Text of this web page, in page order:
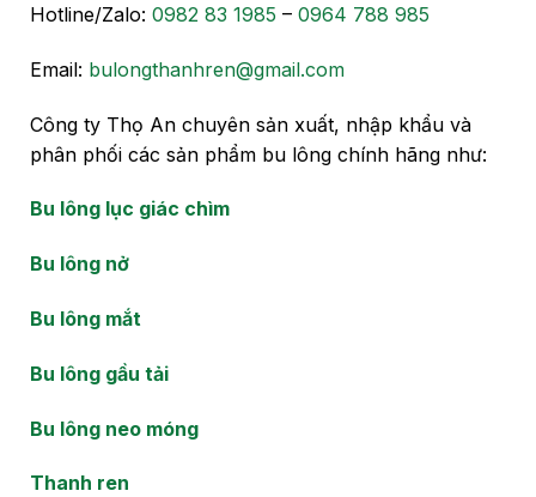
Hotline/Zalo: 0982 83 1985 – 0964 788 985
Email: bulongthanhren@gmail.com
Công ty Thọ An chuyên sản xuất, nhập khẩu và
phân phối các sản phẩm bu lông chính hãng như:
Bu lông lục giác chìm
Bu lông nở
Bu lông mắt
Bu lông gầu tải
Bu lông neo móng
Thanh ren